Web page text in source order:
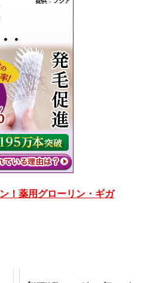
！薬用グローリン・ギガ